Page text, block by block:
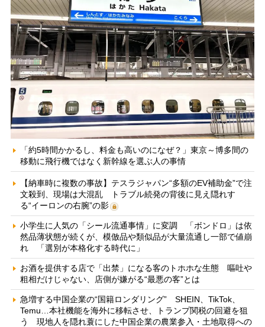
「約5時間かかるし、料金も高いのになぜ？」東京～博多間の
移動に飛行機ではなく新幹線を選ぶ人の事情
【納車時に複数の事故】テスラジャパン“多額のEV補助金”で注
文殺到、現場は大混乱 トラブル続発の背後に見え隠れす
る“イーロンの右腕”の影
小学生に人気の「シール流通事情」に変調 「ボンドロ」は依
然品薄状態が続くが、模倣品や類似品が大量流通し一部で値崩
れ 「選別が本格化する時代に」
お酒を提供する店で「出禁」になる客のトホホな生態 嘔吐や
粗相だけじゃない、店側が嫌がる“最悪の客”とは
急増する中国企業の“国籍ロンダリング” SHEIN、TikTok、
Temu…本社機能を海外に移転させ、トランプ関税の回避を狙
う 現地人を隠れ蓑にした中国企業の農業参入・土地取得への